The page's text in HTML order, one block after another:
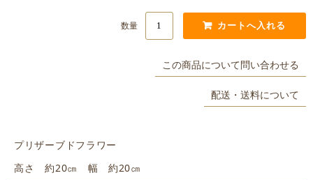
数量
この商品について問い合わせる
配送・送料について
プリザーブドフラワー
高さ 約20㎝ 幅 約20㎝